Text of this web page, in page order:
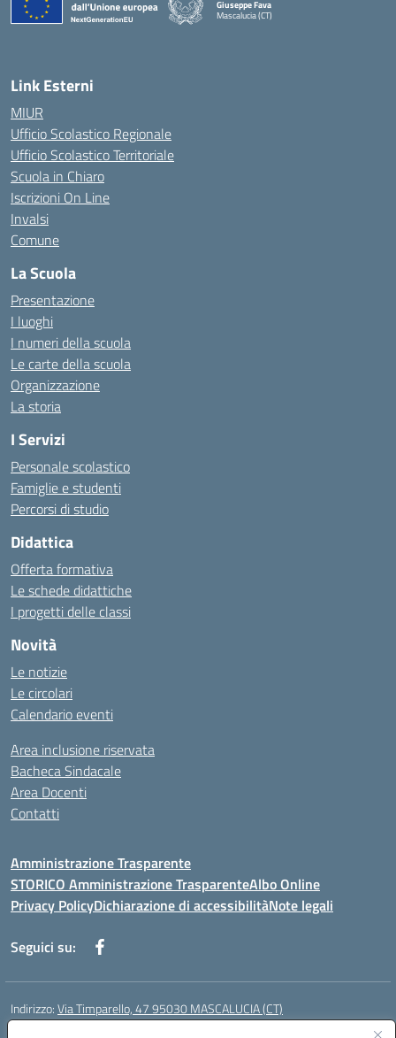
Giuseppe Fava
Mascalucia (CT)
Link Esterni
MIUR
Ufficio Scolastico Regionale
Ufficio Scolastico Territoriale
Scuola in Chiaro
Iscrizioni On Line
Invalsi
Comune
La Scuola
Presentazione
I luoghi
I numeri della scuola
Le carte della scuola
Organizzazione
La storia
I Servizi
Personale scolastico
Famiglie e studenti
Percorsi di studio
Didattica
Offerta formativa
Le schede didattiche
I progetti delle classi
Novità
Le notizie
Le circolari
Calendario eventi
Area inclusione riservata
Bacheca Sindacale
Area Docenti
Contatti
Amministrazione Trasparente
STORICO Amministrazione TrasparenteAlbo Online
Privacy PolicyDichiarazione di accessibilitàNote legali
Seguici su:
Indirizzo:Via Timparello, 47 95030 MASCALUCIA (CT)
Centralino: